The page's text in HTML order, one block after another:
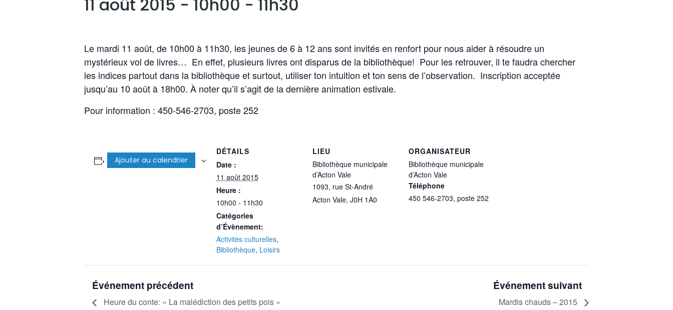
11 août 2015 - 10h00 - 11h30
Le mardi 11 août, de 10h00 à 11h30, les jeunes de 6 à 12 ans sont invités en renfort pour nous aider à résoudre un
mystérieux vol de livres… En effet, plusieurs livres ont disparus de la bibliothèque! Pour les retrouver, il te faudra chercher
les indices partout dans la bibliothèque et surtout, utiliser ton intuition et ton sens de l’observation. Inscription acceptée
jusqu’au 10 août à 18h00. À noter qu’il s’agit de la dernière animation estivale.
Pour information : 450-546-2703, poste 252
Ajouter au calendrier
DÉTAILS
Date :
11 août 2015
Heure :
10h00 - 11h30
Catégories
d’Évènement:
Activités culturelles,
Bibliothèque, Loisirs
LIEU
Bibliothèque municipale
d’Acton Vale
1093, rue St-André
Acton Vale, J0H 1A0
ORGANISATEUR
Bibliothèque municipale
d’Acton Vale
Téléphone
450 546-2703, poste 252
Événement précédent
Heure du conte: « La malédiction des petits pois »
Événement suivant
Mardis chauds – 2015